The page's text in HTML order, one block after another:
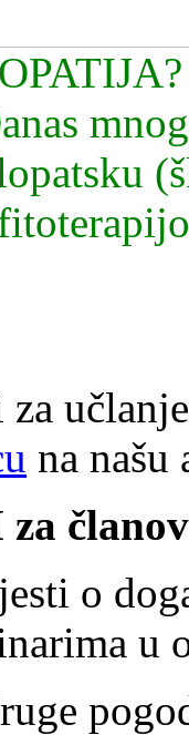
na našu
o
u